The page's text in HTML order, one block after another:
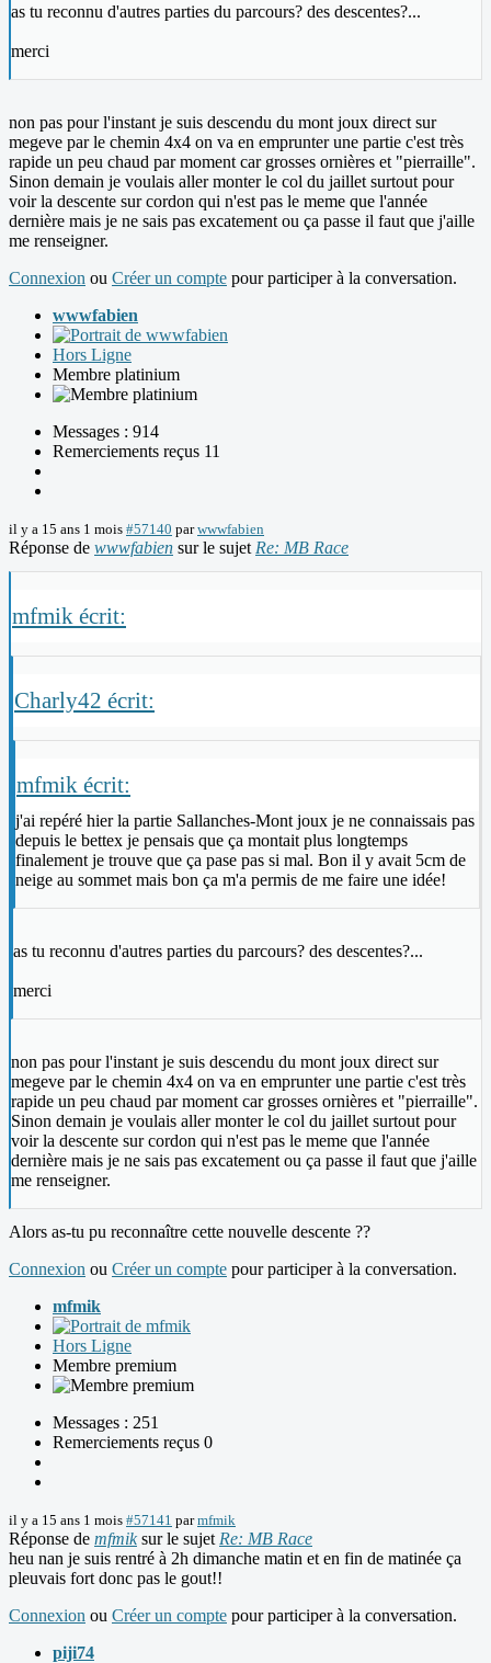
as tu reconnu d'autres parties du parcours? des descentes?...
merci
non pas pour l'instant je suis descendu du mont joux direct sur
megeve par le chemin 4x4 on va en emprunter une partie c'est très
rapide un peu chaud par moment car grosses ornières et "pierraille".
Sinon demain je voulais aller monter le col du jaillet surtout pour
voir la descente sur cordon qui n'est pas le meme que l'année
dernière mais je ne sais pas excatement ou ça passe il faut que j'aille
me renseigner.
Connexion ou Créer un compte pour participer à la conversation.
wwwfabien
Hors Ligne
Membre platinium
Messages : 914
Remerciements reçus 11
il y a 15 ans 1 mois #57140 parwwwfabien
Réponse de wwwfabien sur le sujet Re: MB Race
mfmik écrit:
Charly42 écrit:
mfmik écrit:
j'ai repéré hier la partie Sallanches-Mont joux je ne connaissais pas
depuis le bettex je pensais que ça montait plus longtemps
finalement je trouve que ça pase pas si mal. Bon il y avait 5cm de
neige au sommet mais bon ça m'a permis de me faire une idée!
as tu reconnu d'autres parties du parcours? des descentes?...
merci
non pas pour l'instant je suis descendu du mont joux direct sur
megeve par le chemin 4x4 on va en emprunter une partie c'est très
rapide un peu chaud par moment car grosses ornières et "pierraille".
Sinon demain je voulais aller monter le col du jaillet surtout pour
voir la descente sur cordon qui n'est pas le meme que l'année
dernière mais je ne sais pas excatement ou ça passe il faut que j'aille
me renseigner.
Alors as-tu pu reconnaître cette nouvelle descente ??
Connexion ou Créer un compte pour participer à la conversation.
mfmik
Hors Ligne
Membre premium
Messages : 251
Remerciements reçus 0
il y a 15 ans 1 mois #57141 parmfmik
Réponse de mfmiksur le sujet Re: MB Race
heu nan je suis rentré à 2h dimanche matin et en fin de matinée ça
pleuvais fort donc pas le gout!!
Connexion ou Créer un compte pour participer à la conversation.
piji74